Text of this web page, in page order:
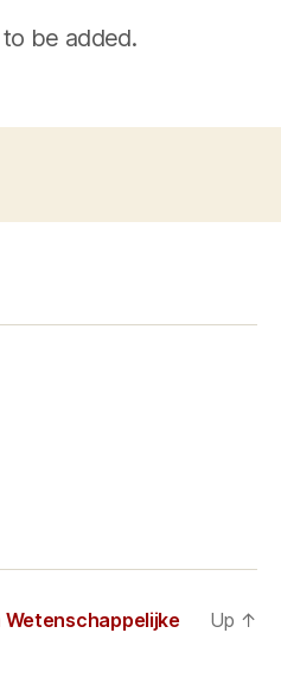
be added.
Wetenschappelijke
Up ↑